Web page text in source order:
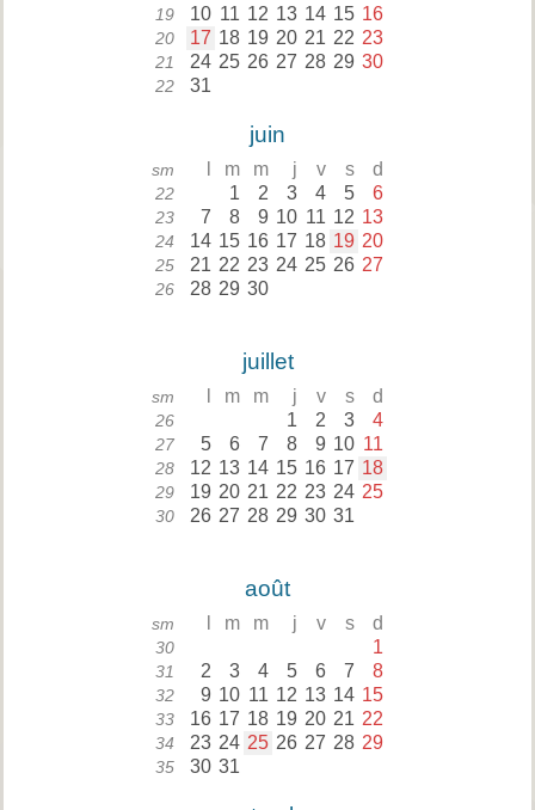
19 10 11 12 13 14 15 16
20 17 18 19 20 21 22 23
21 24 25 26 27 28 29 30
22 31
juin
sm m m j v s d
22 1 2 3 4 5 6
23 7 8 9 10 11 12 13
24 14 15 16 17 18 19 20
25 21 22 23 24 25 26 27
26 28 29 30
juillet
sm m m j v s d
26 1 2 3 4
27 5 6 7 8 9 10 11
28 12 13 14 15 16 17 18
29 19 20 21 22 23 24 25
30 26 27 28 29 30 31
août
sm m m j v s d
30 1
31 2 3 4 5 6 7 8
32 9 10 11 12 13 14 15
33 16 17 18 19 20 21 22
34 23 24 25 26 27 28 29
35 30 31